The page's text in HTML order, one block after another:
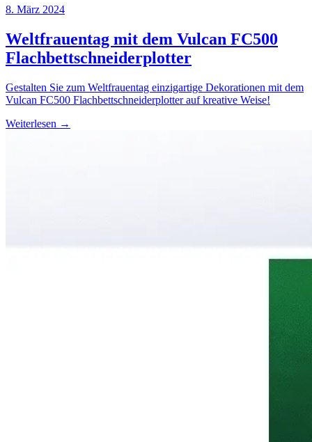
8. März 2024
Weltfrauentag mit dem Vulcan FC500
Flachbettschneiderplotter
Gestalten Sie zum Weltfrauentag einzigartige Dekorationen mit dem
Vulcan FC500 Flachbettschneiderplotter auf kreative Weise!
Weiterlesen →